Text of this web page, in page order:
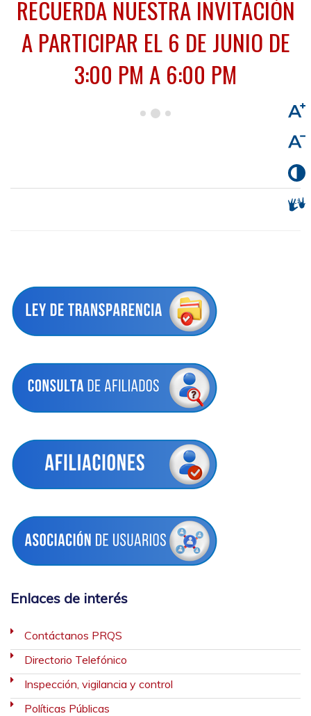
RECUERDA NUESTRA INVITACIÓN
A PARTICIPAR EL 6 DE JUNIO DE
3:00 PM A 6:00 PM
Enlaces de interés
Contáctanos PRQS
Directorio Telefónico
Inspección, vigilancia y control
Políticas Públicas